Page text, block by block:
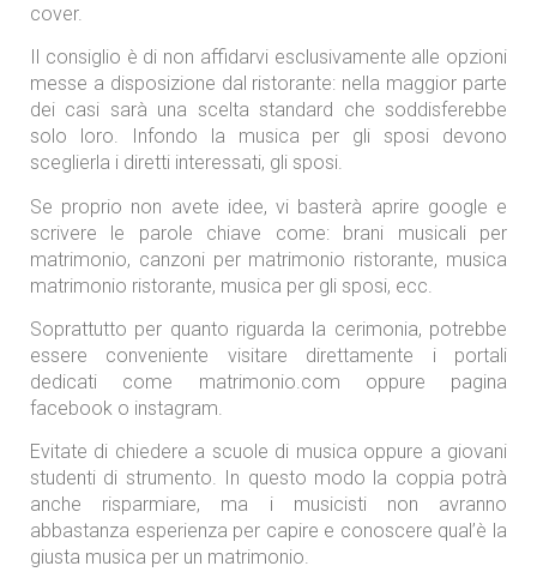
cover.
Il consiglio è di non affidarvi esclusivamente alle opzioni
messe a disposizione dal ristorante: nella maggior parte
dei casi sarà una scelta standard che soddisferebbe
solo loro. Infondo la musica per gli sposi devono
sceglierla i diretti interessati, gli sposi.
Se proprio non avete idee, vi basterà aprire google e
scrivere le parole chiave come: brani musicali per
matrimonio, canzoni per matrimonio ristorante, musica
matrimonio ristorante, musica per gli sposi, ecc.
Soprattutto per quanto riguarda la cerimonia, potrebbe
essere conveniente visitare direttamente i portali
dedicati come matrimonio.com oppure pagina
facebook o instagram.
Evitate di chiedere a scuole di musica oppure a giovani
studenti di strumento. In questo modo la coppia potrà
anche risparmiare, ma i musicisti non avranno
abbastanza esperienza per capire e conoscere qual’è la
giusta musica per un matrimonio.